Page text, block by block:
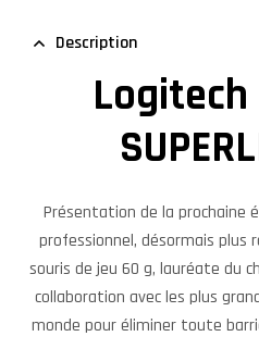
Description
Logitech
Présentation de la prochaine
professionnel, désormais plus
souris de jeu 60 g, lauréate du
collaboration avec les plus
monde pour éliminer toute